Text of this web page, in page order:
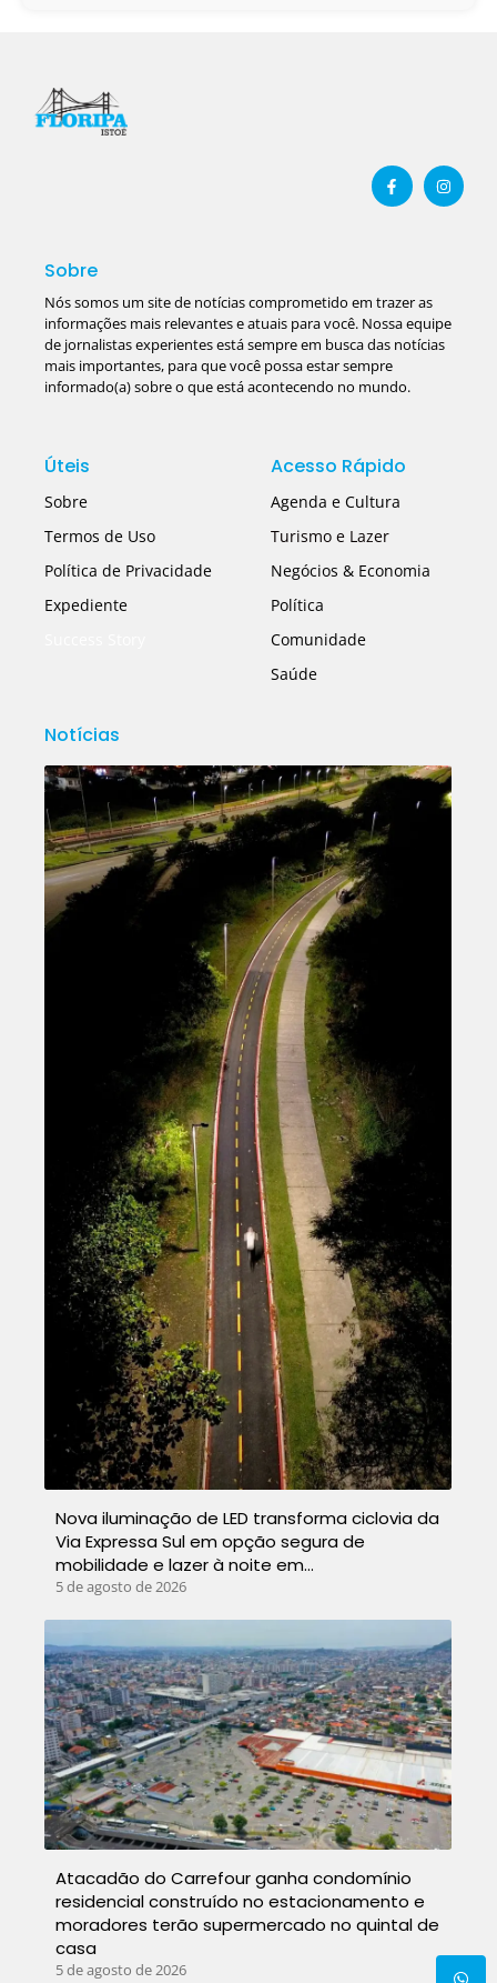
Sobre
Nós somos um site de notícias comprometido em trazer as
informações mais relevantes e atuais para você. Nossa equipe
de jornalistas experientes está sempre em busca das notícias
mais importantes, para que você possa estar sempre
informado(a) sobre o que está acontecendo no mundo.
Úteis
Sobre
Termos de Uso
Política de Privacidade
Expediente
Acesso Rápido
Agenda e Cultura
Turismo e Lazer
Negócios & Economia
Política
Comunidade
Saúde
Notícias
Nova iluminação de LED transforma ciclovia da
Via Expressa Sul em opção segura de
mobilidade e lazer à noite em…
5 de agosto de 2026
Atacadão do Carrefour ganha condomínio
residencial construído no estacionamento e
moradores terão supermercado no quintal de
casa
5 de agosto de 2026